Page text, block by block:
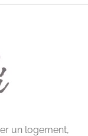
un logement,